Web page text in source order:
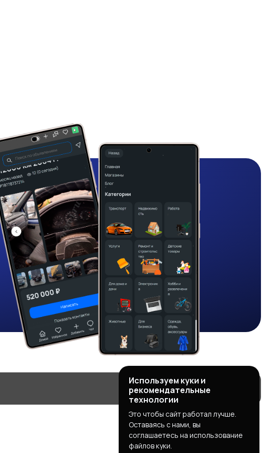
Используем куки и
рекомендательные
технологии
Это чтобы сайт работал лучше.
Оставаясь с нами, вы
соглашаетесь на использование
файлов куки.